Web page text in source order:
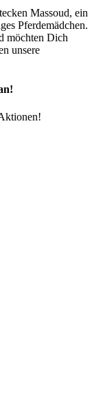
Massoud, ein
Pferdemädchen.
möchten Dich
unsere